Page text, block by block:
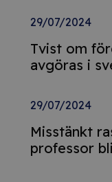
29/07/2024
Tvist om
avgöras i
29/07/2024
Misstänkt
professor